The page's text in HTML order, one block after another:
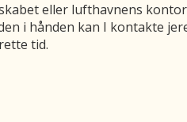
eller lufthavnens
i hånden kan I kontakte
tid.